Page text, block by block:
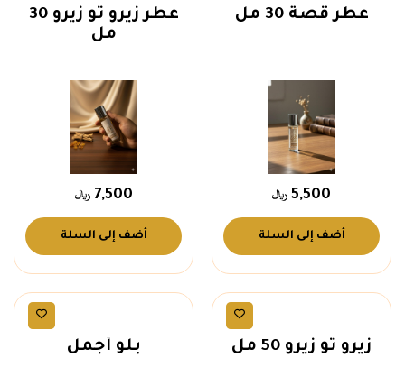
عطر قصة 30 مل
5,500
أضف إلى السلة
عطر زيرو تو زيرو 30
مل
7,500
أضف إلى السلة
زيرو تو زيرو 50 مل بلو أجمل